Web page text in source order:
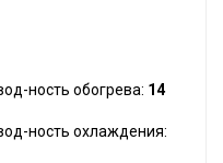
ность обогрева: 14
ность охлаждения: